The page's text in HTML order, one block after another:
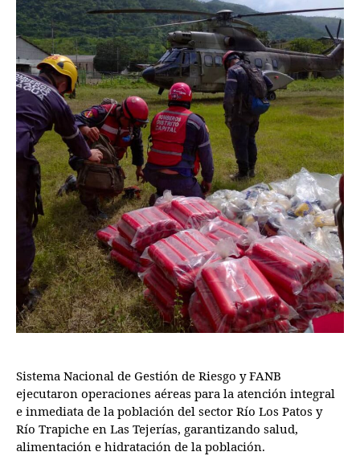
Sistema Nacional de Gestión de Riesgo y FANB
ejecutaron operaciones aéreas para la atención integral
e inmediata de la población del sector Río Los Patos y
Río Trapiche en Las Tejerías, garantizando salud,
alimentación e hidratación de la población.